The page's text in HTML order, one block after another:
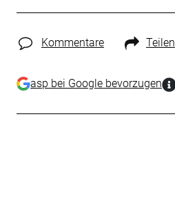
Kommentare Teilen
asp bei Google bevorzugen